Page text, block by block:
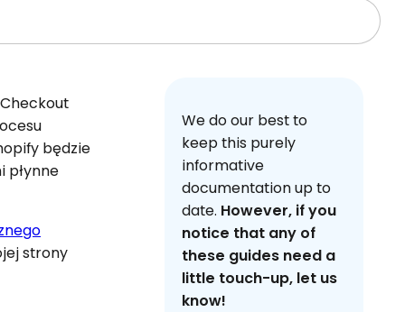
będzie
płynne
strony
We do our best to
keep this purely
informative
documentation up to
date. However, if you
notice that any of
these guides need a
little touch-up, let us
know!